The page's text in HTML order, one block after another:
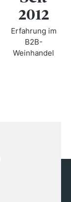
2012
Erfahrung im
B2B-
Weinhandel